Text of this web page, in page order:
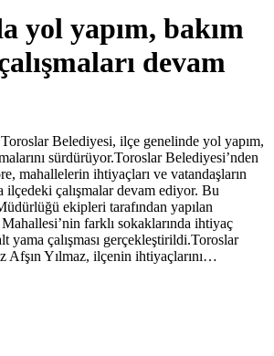
yol yapım, bakım
devam
Belediyesi, ilçe genelinde yol yapım,
sürdürüyor.Toroslar Belediyesi’nden
mahallelerin ihtiyaçları ve vatandaşların
ilçedeki çalışmalar devam ediyor. Bu
ekipleri tarafından yapılan
farklı sokaklarında ihtiyaç
yama çalışması gerçekleştirildi.Toroslar
Afşın Yılmaz, ilçenin ihtiyaçlarını…